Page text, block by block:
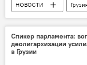
НОВОСТИ
Леван Давиташвили
Энергетика Грузии
Спикер парламента:
деолигархизации
в Грузии